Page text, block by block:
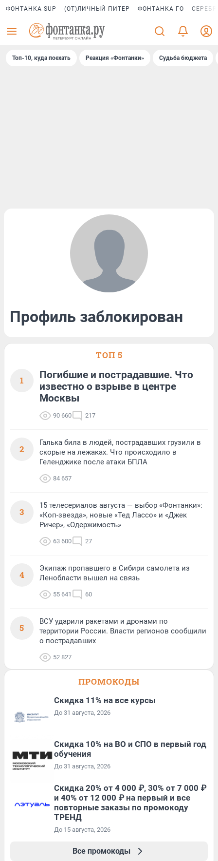
ФОНТАНКА SUP (ОТ)ЛИЧНЫЙ ПИТЕР ФОНТАНКА ГО
Топ-10, куда поехать Реакция «Фонтанки» Судьба бюджета
Профиль заблокирован
ТОП 5
1
Погибшие и пострадавшие. Что
известно о взрыве в центре
Москвы
90 660 217
2
Галька била в людей, пострадавших грузили в
скорые на лежаках. Что происходило в
Геленджике после атаки БПЛА
84 657
3
15 телесериалов августа — выбор «Фонтанки»:
«Коп-звезда», новые «Тед Лассо» и «Джек
Ричер», «Одержимость»
63 600 27
4
Экипаж пропавшего в Сибири самолета из
Ленобласти вышел на связь
55 641 60
5
ВСУ ударили ракетами и дронами по
территории России. Власти регионов сообщили
о пострадавших
52 827
ПРОМОКОДЫ
Скидка 11% на все курсы
До 31 августа, 2026
Скидка 10% на ВО и СПО в первый год
обучения
До 31 августа, 2026
Скидка 20% от 4 000 ₽, 30% от 7 000 ₽
и 40% от 12 000 ₽ на первый и все
повторные заказы по промокоду
ТРЕНД
До 15 августа, 2026
Все промокоды